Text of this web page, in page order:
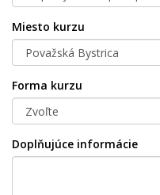
Miesto kurzu
Forma kurzu
Doplňujúce informácie